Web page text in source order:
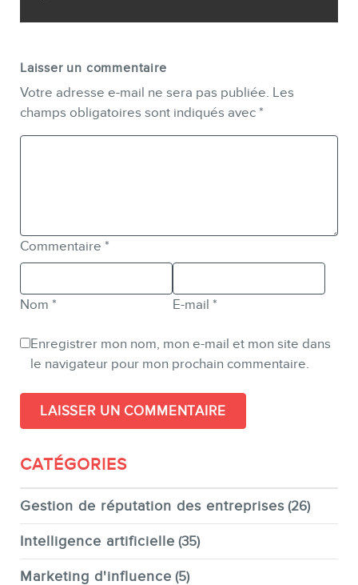
Laisser un commentaire
Votre adresse e-mail ne sera pas publiée. Les
champs obligatoires sont indiqués avec *
Commentaire *
Nom * E-mail *
Enregistrer mon nom, mon e-mail et mon site dans
le navigateur pour mon prochain commentaire.
CATÉGORIES
Gestion de réputation des entreprises (26)
Intelligence artificielle (35)
Marketing d'influence (5)